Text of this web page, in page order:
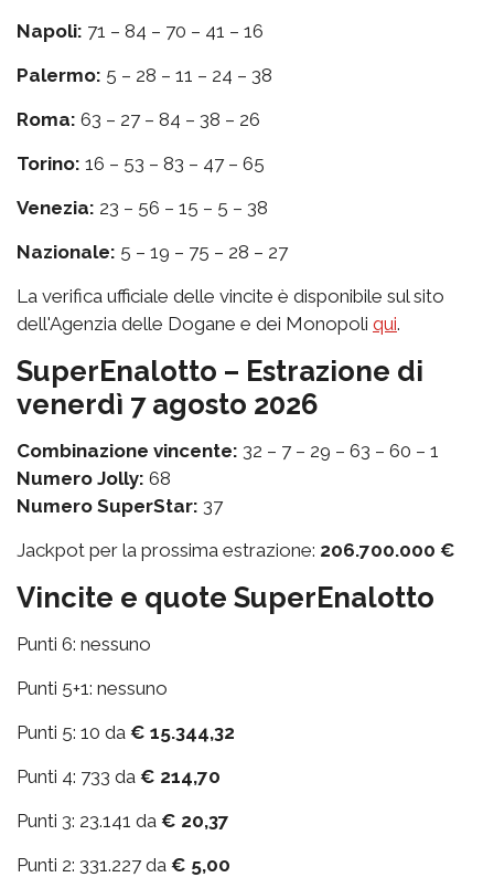
Napoli: 71 – 84 – 70 – 41 – 16
Palermo: 5 – 28 – 11 – 24 – 38
Roma: 63 – 27 – 84 – 38 – 26
Torino: 16 – 53 – 83 – 47 – 65
Venezia: 23 – 56 – 15 – 5 – 38
Nazionale: 5 – 19 – 75 – 28 – 27
La verifica ufficiale delle vincite è disponibile sul sito
dell'Agenzia delle Dogane e dei Monopoli qui.
SuperEnalotto – Estrazione di
venerdì 7 agosto 2026
Combinazione vincente: 32 – 7 – 29 – 63 – 60 – 1
Numero Jolly: 68
Numero SuperStar: 37
Jackpot per la prossima estrazione: 206.700.000 €
Vincite e quote SuperEnalotto
Punti 6: nessuno
Punti 5+1: nessuno
Punti 5: 10 da € 15.344,32
Punti 4: 733 da € 214,70
Punti 3: 23.141 da € 20,37
Punti 2: 331.227 da € 5,00